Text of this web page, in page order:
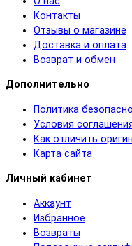
Контакты
Отзывы о магазине
Доставка и оплата
Возврат и обмен
Дополнительно
Политика
Условия
Как отличить
Карта сайта
Личный кабинет
Аккаунт
Избранное
Возвраты